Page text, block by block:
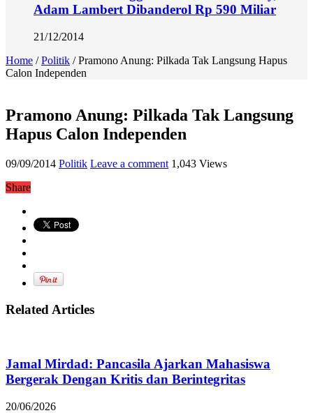
Adam Lambert Dibanderol Rp 590 Miliar
21/12/2014
Home / Politik / Pramono Anung: Pilkada Tak Langsung Hapus
Calon Independen
Pramono Anung: Pilkada Tak Langsung
Hapus Calon Independen
09/09/2014 Politik Leave a comment 1,043 Views
Share
Related Articles
Jamal Mirdad: Pancasila Ajarkan Mahasiswa
Bergerak Dengan Kritis dan Berintegritas
20/06/2026